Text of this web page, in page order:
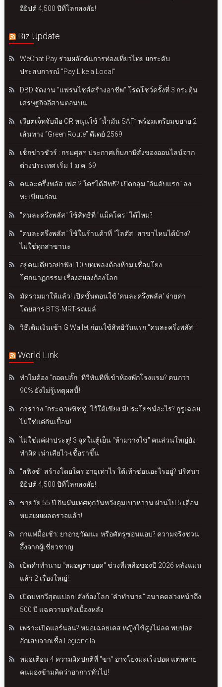
อียิปต์ 4,500 ปีที่โลกสงสัย!
Biz Update
WeChat Pay ร่วมผลักดันการท่องเที่ยวไทย ยกระดับ
ประสบการณ์ "Pay Like a Local"
DBD จัดงาน "แฟรนไชส์สร้างอาชีพ" โรดโชว์ครั้งที่ 3 กระตุ้น
เศรษฐกิจอีสานตอนบน
เวียตเจ็ทจับมือ OR หนุนใช้ “น้ำมัน SAF” พร้อมเตรียมขยาย 2
เส้นทาง “Green Route” ดีเดย์ 2569
เช็กข่าวชัวร์ : กรมศุลฯ ประกาศเก็บภาษีสั่งของออนไลน์จาก
ต่างประเทศ เริ่ม 1 ม.ค. 69
คนละครึ่งพลัส เฟส 2 ใครได้สิทธิ? เปิดกลุ่ม "อันดับแรก" ลง
ทะเบียนก่อน
"คนละครึ่งพลัส" ใช้สิทธิที่ "แม็คโคร" ได้ไหม?
"คนละครึ่งพลัส" ใช้ในร้านค้าที่ "โลตัส" สาขาไหนได้บ้าง?
ไม่ใช่ทุกสาขานะ
อยู่คนเดียวอย่าฟัง! 10 บทเพลงต้องห้าม เชื่อมโยง
โศกนาฏกรรม-เรื่องสยองก้องโลก
มัดรวมมาให้แล้ว! เปิดขั้นตอนใช้ 'คนละครึ่งพลัส' จ่ายค่า
โดยสาร BTS-MRT-รถเมล์
วิธีเติมเงินเข้า G Wallet ก่อนใช้สิทธิวันแรก "คนละครึ่งพลัส"
World Link
ทำไมต้อง "ถอดปลั๊ก" ทีวีทันทีที่เข้าห้องพักโรงแรม? คนกว่า
90% ยังไม่รู้เหตุผลนี้!
การวาง "กระดาษทิชชู่" ไว้ใต้เขียง มีประโยชน์อะไร? กูรูเฉลย
ไม่ใช่แค่กันเปื้อน!
ไม่ใช่แค่ฝาประตู! 3 จุดในตู้เย็น "ห้ามวางไข่" คนส่วนใหญ่ยัง
ทำผิด เน่าเสียไว-เชื้อราขึ้น
"สฟิงซ์" สร้างโดยใคร อายุเท่าไร ใต้เท้าซ่อนอะไรอยู่? ปริศนา
อียิปต์ 4,500 ปีที่โลกสงสัย!
ชายวัย 55 ปี กินมันเทศทุกวันหวังคุมเบาหวาน ผ่านไป 5 เดือน
หมอเผยผลตรวจแล้ว!
กาแฟมื้อเช้า: ยาอายุวัฒนะ หรือศัตรูซ่อนแอบ? ความจริงชวน
อึ้งจากผู้เชี่ยวชาญ
เปิดคำทำนาย "หมอดูตาบอด" ช่วงที่เหลือของปี 2026 หลังแม่น
แล้ว 2 เรื่องใหญ่!
เปิดบทกวีสุดแปลก! ดังก้องโลก "คำทำนาย" อนาคตล่วงหน้าถึง
500 ปี แฉความจริงเบื้องหลัง
เพราะเปิดแอร์นอน? หมอเฉลยเคส หญิงไข้สูงไม่ลด พบปอด
อักเสบจากเชื้อ Legionella
หมอเตือน 4 ความผิดปกติที่ "ขา" อาจโยงมะเร็งปอด แต่หลาย
คนมองข้ามคิดว่าอาการทั่วไป!